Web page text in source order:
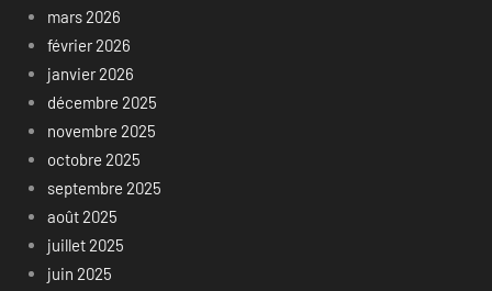
mars 2026
février 2026
janvier 2026
décembre 2025
novembre 2025
octobre 2025
septembre 2025
août 2025
juillet 2025
juin 2025